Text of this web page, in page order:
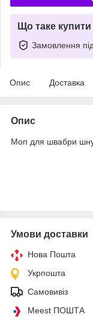
Що таке
Замовлення
Опис Доставка
Опис
Моп для швабри
Умови доставки
Нова Пошта
Укрпошта
Самовивіз
Meest ПОШТА